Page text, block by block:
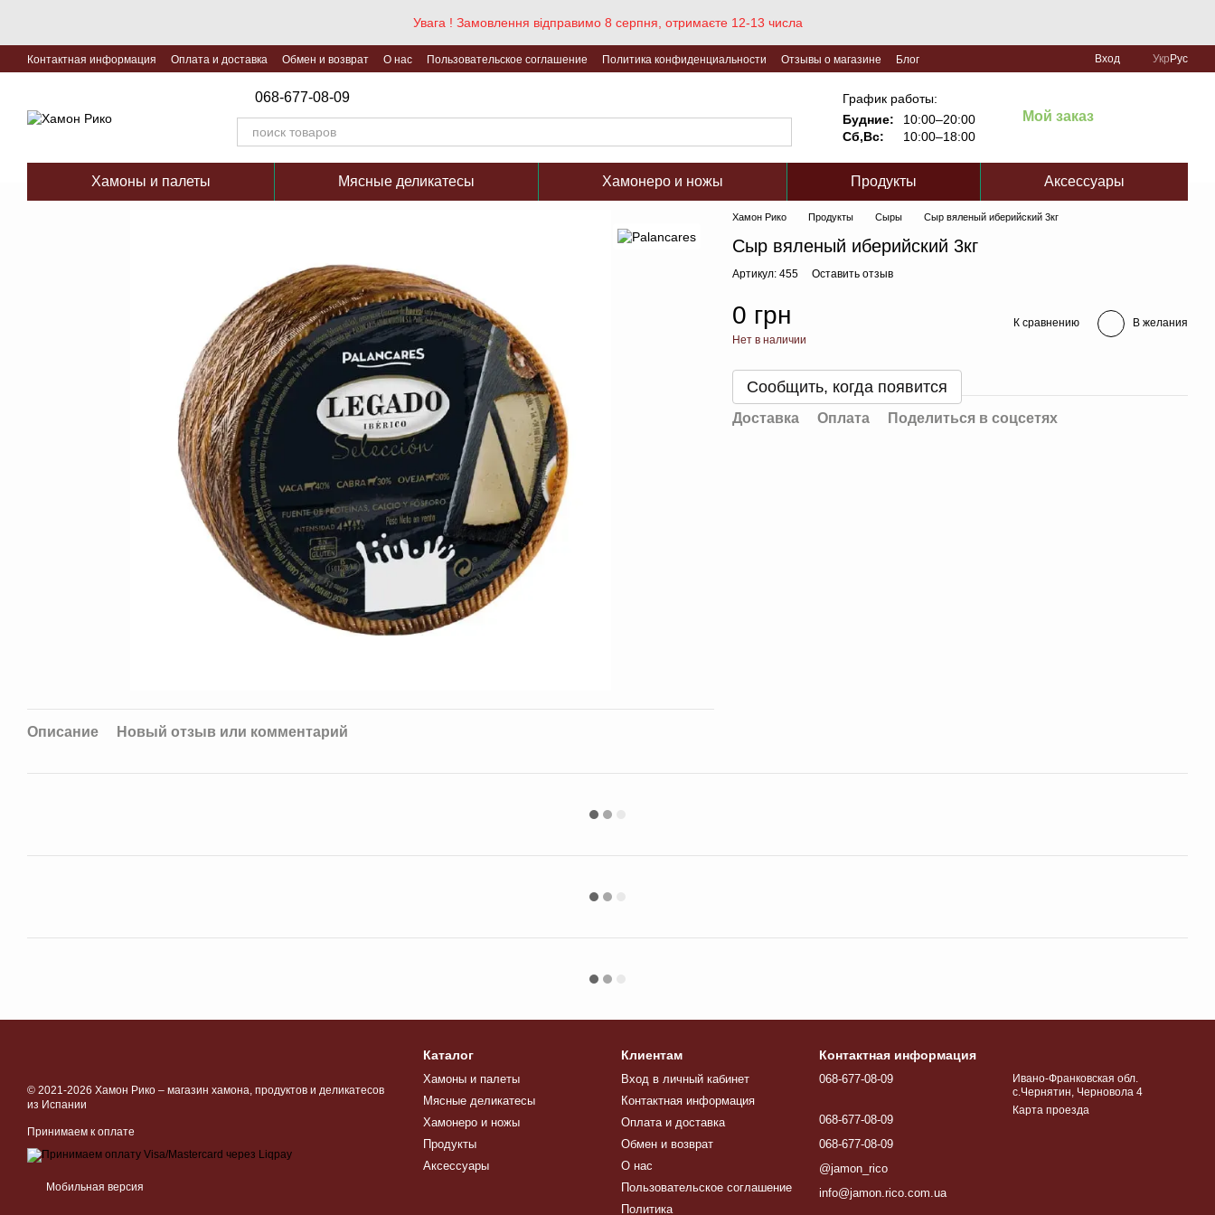
Увага ! Замовлення відправимо 8 серпня, отримаєте 12-13 числа
Контактная информация Оплата и доставка Обмен и возврат О нас Пользовательское соглашение Политика конфиденциальности Отзывы о магазине Блог Вход Укр Рус
068-677-08-09
График работы:
Будние:
10:00–20:00
Сб,Вс:
10:00–18:00
Мой заказ
Хамоны и палеты Мясные деликатесы Хамонеро и ножы Продукты Аксессуары
Описание Новый отзыв или комментарий
Хамон Рико Продукты Сыры Сыр вяленый иберийский 3кг
Сыр вяленый иберийский 3кг
Артикул: 455 Оставить отзыв
0 грн
Нет в наличии
К сравнению В желания
Сообщить, когда появится
Доставка Оплата Поделиться в соцсетях
© 2021-2026 Хамон Рико – магазин хамона, продуктов и деликатесов
из Испании
Принимаем к оплате
Мобильная версия
Каталог
Хамоны и палеты
Мясные деликатесы
Хамонеро и ножы
Продукты
Аксессуары
Клиентам
Вход в личный кабинет
Контактная информация
Оплата и доставка
Обмен и возврат
О нас
Пользовательское соглашение
Политика
Контактная информация
068-677-08-09
068-677-08-09
068-677-08-09
@jamon_rico
info@jamon.rico.com.ua
Ивано-Франковская обл.
с.Чернятин, Черновола 4
Карта проезда